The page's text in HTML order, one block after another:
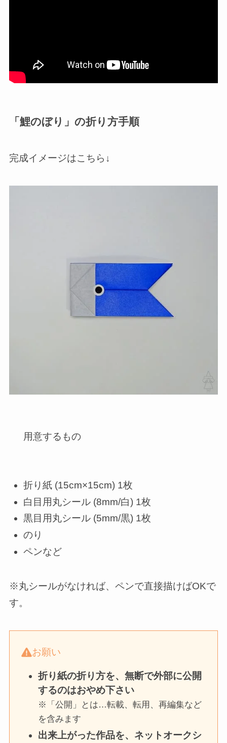
「鯉のぼり」の折り方手順
完成イメージはこちら↓
用意するもの
折り紙 (15cm×15cm) 1枚
白目用丸シール (8mm/白) 1枚
黒目用丸シール (5mm/黒) 1枚
のり
ペンなど
※丸シールがなければ、ペンで直接描けばOKで
す。
お願い
折り紙の折り方を、無断で外部に公開
するのはおやめ下さい
※「公開」とは…転載、転用、再編集など
を含みます
出来上がった作品を、ネットオークシ